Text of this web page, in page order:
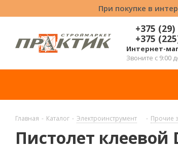
При покупке в
+375 (29)
+375
Интернет-
Звоните с 9:00
Главная - Каталог - Электроинструмент - Прочие
Пистолет клеевой